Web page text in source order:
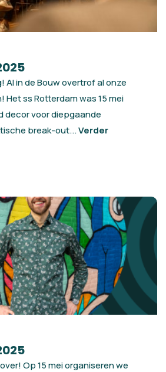
AI in de Bouw overtrof al onze
Het ss Rotterdam was 15 mei
decor voor diepgaande
break-out...Verder
Op 15 mei organiseren we